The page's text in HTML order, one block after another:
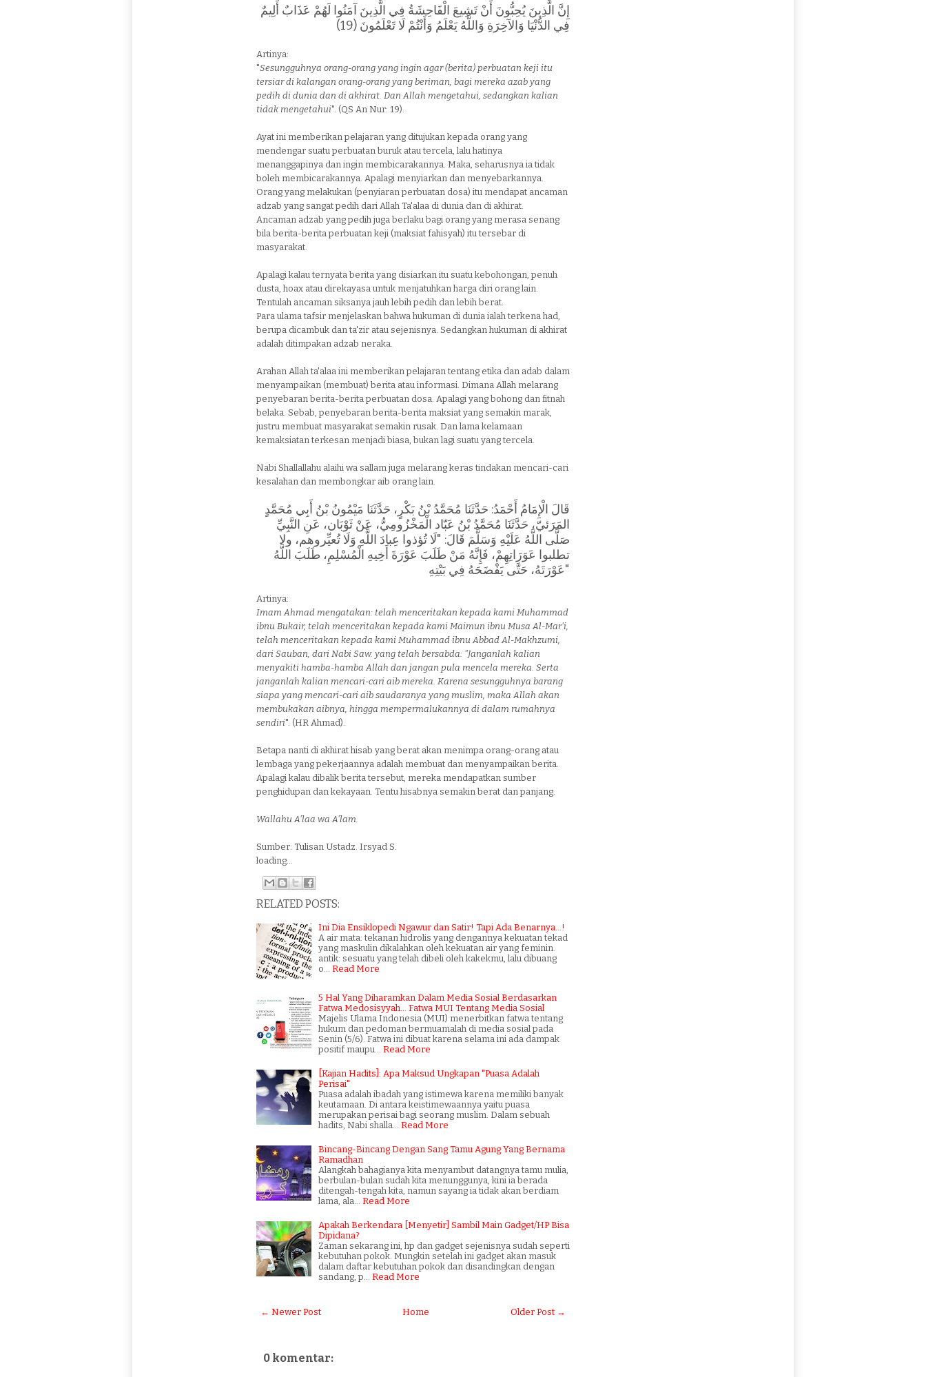
إِنَّ الَّذِينَ يُحِبُّونَ أَنْ تَشِيعَ الْفَاحِشَةُ فِي الَّذِينَ آمَنُوا لَهُمْ عَذَابٌ أَلِيمٌ
فِي الدُّنْيَا وَالآخِرَةِ وَاللَّهُ يَعْلَمُ وَأَنْتُمْ لَا تَعْلَمُونَ (19)
Artinya:
"Sesungguhnya orang-orang yang ingin agar (berita) perbuatan keji itu
tersiar di kalangan orang-orang yang beriman, bagi mereka azab yang
pedih di dunia dan di akhirat. Dan Allah mengetahui, sedangkan kalian
tidak mengetahui". (QS An Nur: 19).
Ayat ini memberikan pelajaran yang ditujukan kepada orang yang
mendengar suatu perbuatan buruk atau tercela, lalu hatinya
menanggapinya dan ingin membicarakannya. Maka, seharusnya ia tidak
boleh membicarakannya. Apalagi menyiarkan dan menyebarkannya.
Orang yang melakukan (penyiaran perbuatan dosa) itu mendapat ancaman
adzab yang sangat pedih dari Allah Ta'alaa di dunia dan di akhirat.
Ancaman adzab yang pedih juga berlaku bagi orang yang merasa senang
bila berita-berita perbuatan keji (maksiat fahisyah) itu tersebar di
masyarakat.
Apalagi kalau ternyata berita yang disiarkan itu suatu kebohongan, penuh
dusta, hoax atau direkayasa untuk menjatuhkan harga diri orang lain.
Tentulah ancaman siksanya jauh lebih pedih dan lebih berat.
Para ulama tafsir menjelaskan bahwa hukuman di dunia ialah terkena had,
berupa dicambuk dan ta'zir atau sejenisnya. Sedangkan hukuman di akhirat
adalah ditimpakan adzab neraka.
Arahan Allah ta'alaa ini memberikan pelajaran tentang etika dan adab dalam
menyampaikan (membuat) berita atau informasi. Dimana Allah melarang
penyebaran berita-berita perbuatan dosa. Apalagi yang bohong dan fitnah
belaka. Sebab, penyebaran berita-berita maksiat yang semakin marak,
justru membuat masyarakat semakin rusak. Dan lama kelamaan
kemaksiatan terkesan menjadi biasa, bukan lagi suatu yang tercela.
Nabi Shallallahu alaihi wa sallam juga melarang keras tindakan mencari-cari
kesalahan dan membongkar aib orang lain.
قَالَ الْإِمَامُ أَحْمَدُ: حَدَّثَنَا مُحَمَّدُ بْنُ بَكْرٍ، حَدَّثَنَا مَيْمُونُ بْنُ أَبِي مُحَمَّدٍ
المَرَئيّ، حَدَّثَنَا مُحَمَّدُ بْنُ عَبّاد الْمَخْزُومِيُّ، عَنْ ثَوْبَان، عَنِ النَّبِيِّ
صَلَّى اللَّهُ عَلَيْهِ وَسَلَّمَ قَالَ: "لَا تُؤذوا عِبادَ اللَّهِ وَلَا تُعيِّروهم، ولا
تطلبوا عَوَرَاتِهِمْ، فَإِنَّهُ مَنْ طَلَبَ عَوْرَةَ أَخِيهِ الْمُسْلِمِ، طَلَبَ اللَّهُ
عَوْرَتَهُ، حَتَّى يَفْضَحَهُ فِي بَيْتِهِ"
Artinya:
Imam Ahmad mengatakan: telah menceritakan kepada kami Muhammad
ibnu Bukair, telah menceritakan kepada kami Maimun ibnu Musa Al-Mar'i,
telah menceritakan kepada kami Muhammad ibnu Abbad Al-Makhzumi,
dari Sauban, dari Nabi Saw. yang telah bersabda: "Janganlah kalian
menyakiti hamba-hamba Allah dan jangan pula mencela mereka. Serta
janganlah kalian mencari-cari aib mereka. Karena sesungguhnya barang
siapa yang mencari-cari aib saudaranya yang muslim, maka Allah akan
membuka­kan aibnya, hingga mempermalukannya di dalam rumahnya
sendiri". (HR Ahmad).
Betapa nanti di akhirat hisab yang berat akan menimpa orang-orang atau
lembaga yang pekerjaannya adalah membuat dan menyampaikan berita.
Apalagi kalau dibalik berita tersebut, mereka mendapatkan sumber
penghidupan dan kekayaan. Tentu hisabnya semakin berat dan panjang.
Wallahu A'laa wa A'lam.
Sumber: Tulisan Ustadz. Irsyad S.
loading...
RELATED POSTS:
Ini Dia Ensiklopedi Ngawur dan Satir! Tapi Ada Benarnya...!
A air mata: tekanan hidrolis yang dengannya kekuatan tekad
yang maskulin dikalahkan oleh kekuatan air yang feminin.
antik: sesuatu yang telah dibeli oleh kakekmu, lalu dibuang
o…
Read More
5 Hal Yang Diharamkan Dalam Media Sosial Berdasarkan
Fatwa Medosisyyah... Fatwa MUI Tentang Media Sosial
Majelis Ulama Indonesia (MUI) menerbitkan fatwa tentang
hukum dan pedoman bermuamalah di media sosial pada
Senin (5/6). Fatwa ini dibuat karena selama ini ada dampak
positif maupu…
Read More
[Kajian Hadits]: Apa Maksud Ungkapan "Puasa Adalah
Perisai"
Puasa adalah ibadah yang istimewa karena memiliki banyak
keutamaan. Di antara keistimewaannya yaitu puasa
merupakan perisai bagi seorang muslim. Dalam sebuah
hadits, Nabi shalla…
Read More
Bincang-Bincang Dengan Sang Tamu Agung Yang Bernama
Ramadhan
Alangkah bahagianya kita menyambut datangnya tamu mulia,
berbulan-bulan sudah kita menunggunya, kini ia berada
ditengah-tengah kita, namun sayang ia tidak akan berdiam
lama, ala…
Read More
Apakah Berkendara [Menyetir] Sambil Main Gadget/HP Bisa
Dipidana?
Zaman sekarang ini, hp dan gadget sejenisnya sudah seperti
kebutuhan pokok. Mungkin setelah ini gadget akan masuk
dalam daftar kebutuhan pokok dan disandingkan dengan
sandang, p…
Read More
← Newer Post Older Post →
Home
0 komentar: